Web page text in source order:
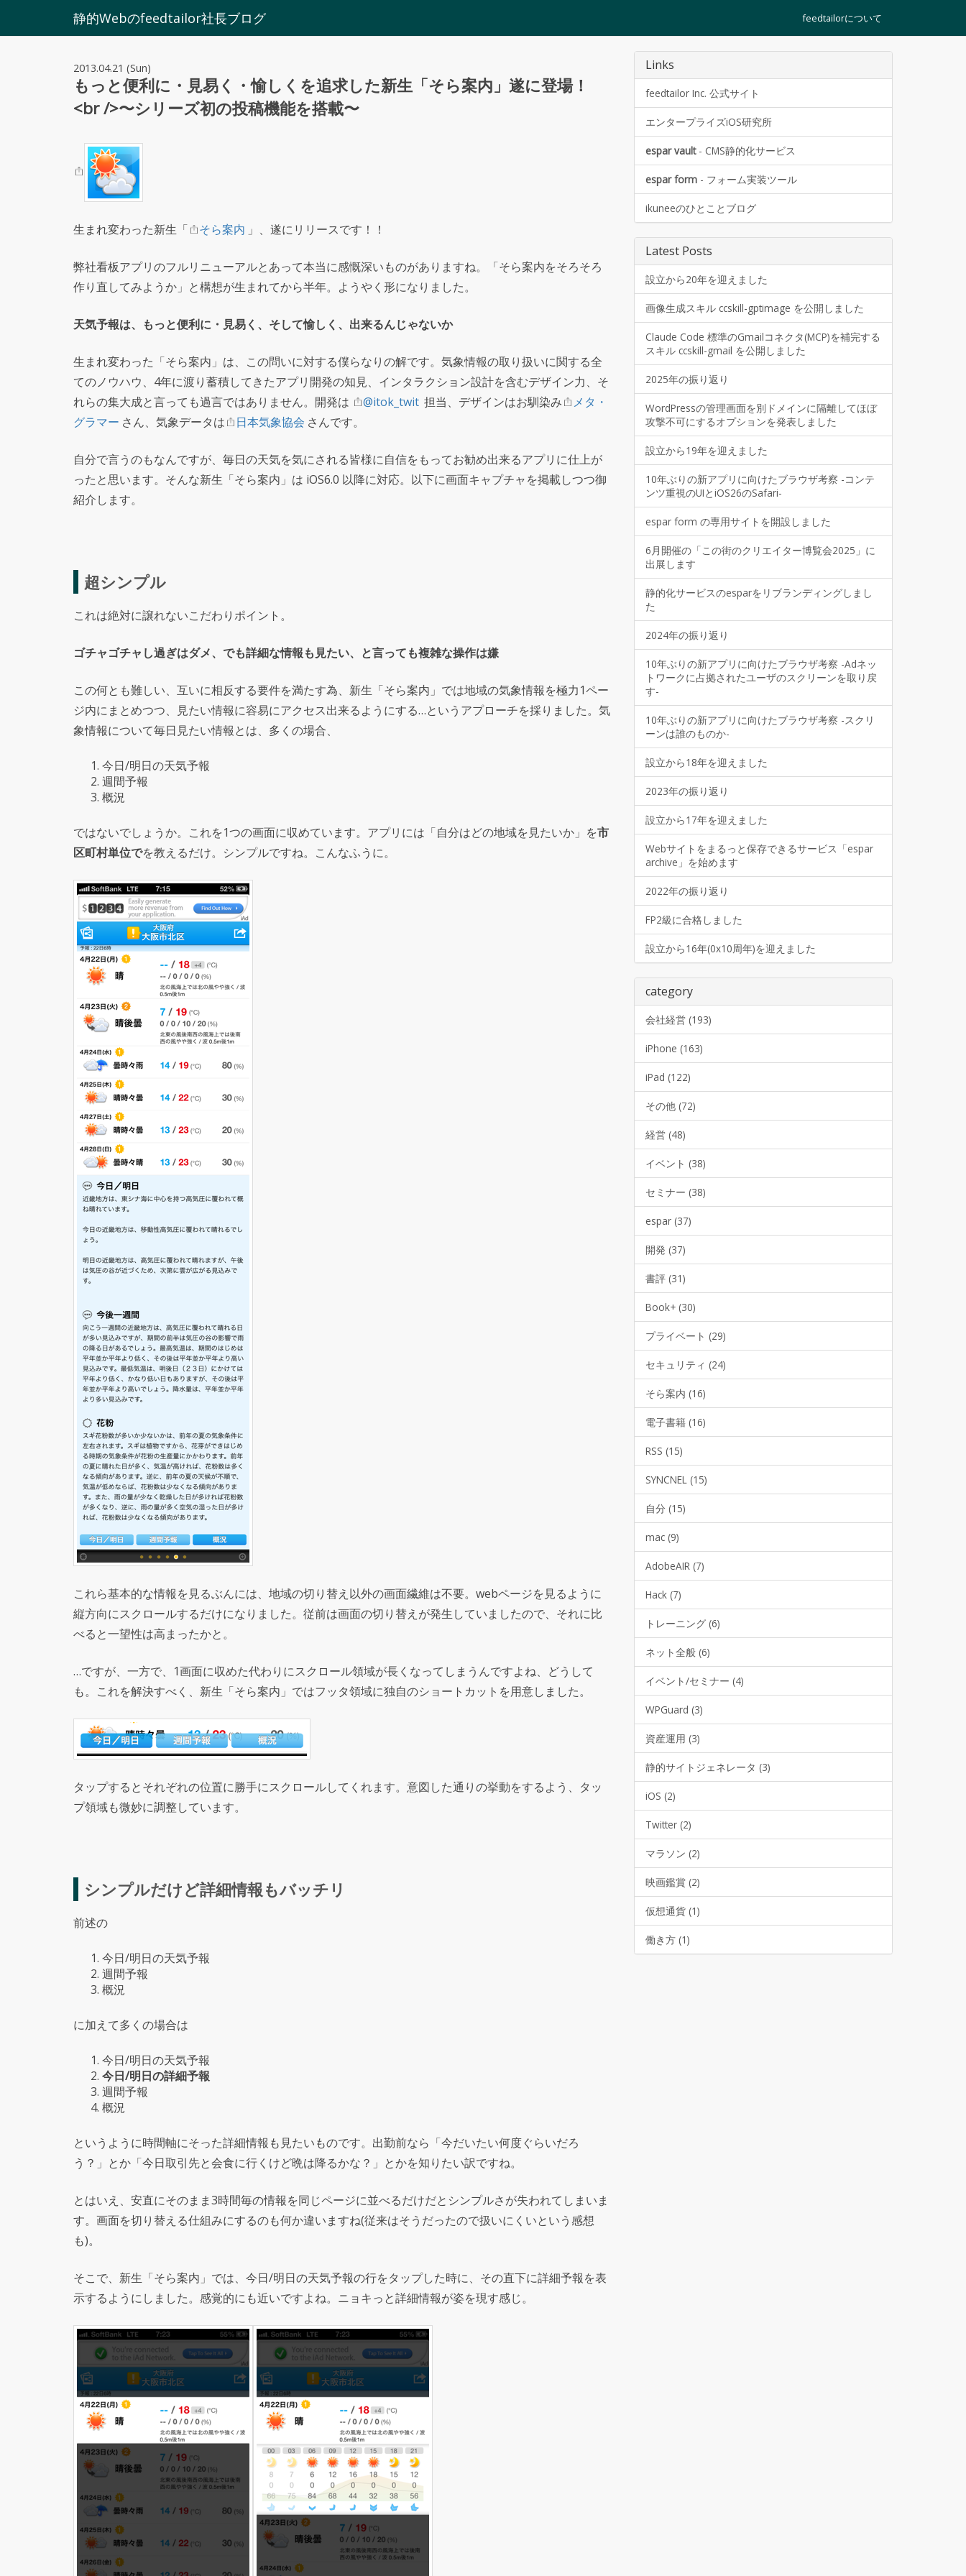
静的Webのfeedtailor社長ブログ feedtailorについて
2013.04.21 (Sun)
もっと便利に・見易く・愉しくを追求した新生「そら案内」遂に登場！
<br />〜シリーズ初の投稿機能を搭載〜
生まれ変わった新生「 そら案内 」、遂にリリースです！！
弊社看板アプリのフルリニューアルとあって本当に感慨深いものがありますね。「そら案内をそろそろ
作り直してみようか」と構想が生まれてから半年。ようやく形になりました。
天気予報は、もっと便利に・見易く、そして愉しく、出来るんじゃないか
生まれ変わった「そら案内」は、この問いに対する僕らなりの解です。気象情報の取り扱いに関する全
てのノウハウ、4年に渡り蓄積してきたアプリ開発の知見、インタラクション設計を含むデザイン力、そ
れらの集大成と言っても過言ではありません。開発は
@itok_twit 担当、デザインはお馴染み
メタ・
グラマー さん、気象データは 日本気象協会 さんです。
自分で言うのもなんですが、毎日の天気を気にされる皆様に自信をもってお勧め出来るアプリに仕上が
ったと思います。そんな新生「そら案内」は iOS6.0 以降に対応。以下に画面キャプチャを掲載しつつ御
紹介します。
超シンプル
これは絶対に譲れないこだわりポイント。
ゴチャゴチャし過ぎはダメ、でも詳細な情報も見たい、と言っても複雑な操作は嫌
この何とも難しい、互いに相反する要件を満たす為、新生「そら案内」では地域の気象情報を極力1ペー
ジ内にまとめつつ、見たい情報に容易にアクセス出来るようにする…というアプローチを採りました。気
象情報について毎日見たい情報とは、多くの場合、
今日/明日の天気予報
週間予報
概況
ではないでしょうか。これを1つの画面に収めています。アプリには「自分はどの地域を見たいか」を市
区町村単位でを教えるだけ。シンプルですね。こんなふうに。
これら基本的な情報を見るぶんには、地域の切り替え以外の画面繊維は不要。webページを見るように
縦方向にスクロールするだけになりました。従前は画面の切り替えが発生していましたので、それに比
べると一望性は高まったかと。
…ですが、一方で、1画面に収めた代わりにスクロール領域が長くなってしまうんですよね、どうして
も。これを解決すべく、新生「そら案内」ではフッタ領域に独自のショートカットを用意しました。
タップするとそれぞれの位置に勝手にスクロールしてくれます。意図した通りの挙動をするよう、タッ
プ領域も微妙に調整しています。
シンプルだけど詳細情報もバッチリ
前述の
今日/明日の天気予報
週間予報
概況
に加えて多くの場合は
今日/明日の天気予報
今日/明日の詳細予報
週間予報
概況
というように時間軸にそった詳細情報も見たいものです。出勤前なら「今だいたい何度ぐらいだろ
う？」とか「今日取引先と会食に行くけど晩は降るかな？」とかを知りたい訳ですね。
とはいえ、安直にそのまま3時間毎の情報を同じページに並べるだけだとシンプルさが失われてしまいま
す。画面を切り替える仕組みにするのも何か違いますね(従来はそうだったので扱いにくいという感想
も)。
そこで、新生「そら案内」では、今日/明日の天気予報の行をタップした時に、その直下に詳細予報を表
示するようにしました。感覚的にも近いですよね。ニョキっと詳細情報が姿を現す感じ。
Links
feedtailor Inc. 公式サイト
エンタープライズiOS研究所
espar vault- CMS静的化サービス
espar form - フォーム実装ツール
ikuneeのひとことブログ
Latest Posts
設立から20年を迎えました
画像生成スキル ccskill-gptimage を公開しました
Claude Code 標準のGmailコネクタ(MCP)を補完する
スキル ccskill-gmail を公開しました
2025年の振り返り
WordPressの管理画面を別ドメインに隔離してほぼ
攻撃不可にするオプションを発表しました
設立から19年を迎えました
10年ぶりの新アプリに向けたブラウザ考察 -コンテ
ンツ重視のUIとiOS26のSafari-
espar form の専用サイトを開設しました
6月開催の「この街のクリエイター博覧会2025」に
出展します
静的化サービスのesparをリブランディングしまし
た
2024年の振り返り
10年ぶりの新アプリに向けたブラウザ考察 -Adネッ
トワークに占拠されたユーザのスクリーンを取り戻
す-
10年ぶりの新アプリに向けたブラウザ考察 -スクリ
ーンは誰のものか-
設立から18年を迎えました
2023年の振り返り
設立から17年を迎えました
Webサイトをまるっと保存できるサービス「espar
archive」を始めます
2022年の振り返り
FP2級に合格しました
設立から16年(0x10周年)を迎えました
category
会社経営 (193)
iPhone (163)
iPad (122)
その他 (72)
経営 (48)
イベント (38)
セミナー (38)
espar (37)
開発 (37)
書評 (31)
Book+ (30)
プライベート (29)
セキュリティ (24)
そら案内 (16)
電子書籍 (16)
RSS (15)
SYNCNEL (15)
自分 (15)
mac (9)
AdobeAIR (7)
Hack (7)
トレーニング (6)
ネット全般 (6)
イベント/セミナー (4)
WPGuard (3)
資産運用 (3)
静的サイトジェネレータ (3)
iOS (2)
Twitter (2)
マラソン (2)
映画鑑賞 (2)
仮想通貨 (1)
働き方 (1)